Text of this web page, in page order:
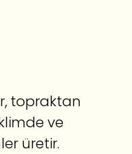
topraktan
ve
üretir.